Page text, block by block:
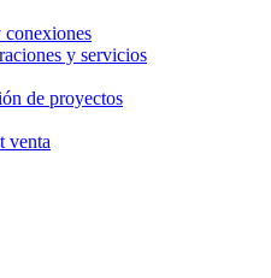
conexiones
y servicios
de proyectos
venta